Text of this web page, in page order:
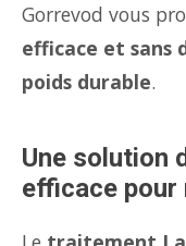
Gorrevod vous
efficace et sans
poids durable.
Une solution
efficace pour